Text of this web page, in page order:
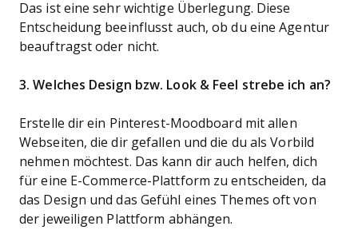
Das ist eine sehr wichtige Überlegung. Diese
Entscheidung beeinflusst auch, ob du eine Agentur
beauftragst oder nicht.
3. Welches Design bzw. Look & Feel strebe ich an?
Erstelle dir ein Pinterest-Moodboard mit allen
Webseiten, die dir gefallen und die du als Vorbild
nehmen möchtest. Das kann dir auch helfen, dich
für eine E-Commerce-Plattform zu entscheiden, da
das Design und das Gefühl eines Themes oft von
der jeweiligen Plattform abhängen.